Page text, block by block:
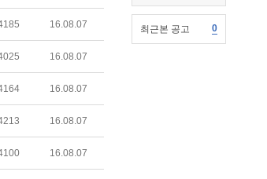
최근본 공고 0
16.08.07
16.08.07
16.08.07
16.08.07
16.08.07